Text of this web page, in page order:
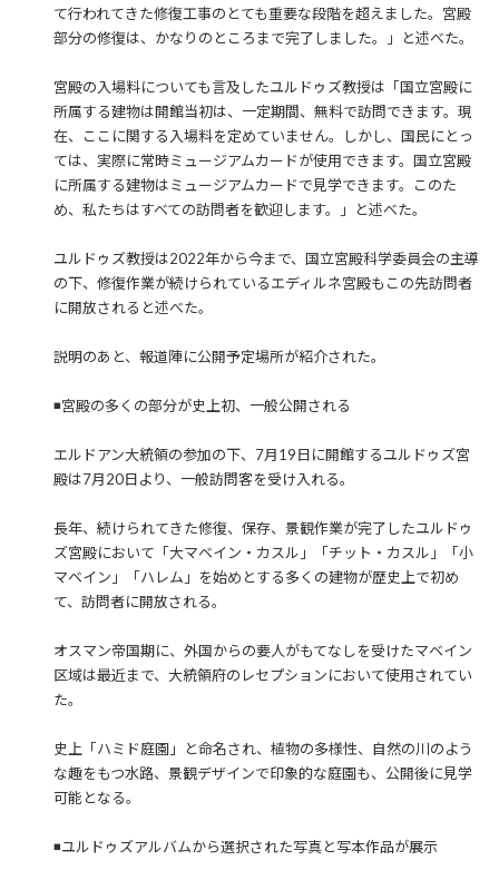
て行われてきた修復工事のとても重要な段階を超えました。宮殿
部分の修復は、かなりのところまで完了しました。」と述べた。
宮殿の入場料についても言及したユルドゥズ教授は「国立宮殿に
所属する建物は開館当初は、一定期間、無料で訪問できます。現
在、ここに関する入場料を定めていません。しかし、国民にとっ
ては、実際に常時ミュージアムカードが使用できます。国立宮殿
に所属する建物はミュージアムカードで見学できます。このた
め、私たちはすべての訪問者を歓迎します。」と述べた。
ユルドゥズ教授は2022年から今まで、国立宮殿科学委員会の主導
の下、修復作業が続けられているエディルネ宮殿もこの先訪問者
に開放されると述べた。
説明のあと、報道陣に公開予定場所が紹介された。
◾️宮殿の多くの部分が史上初、一般公開される
エルドアン大統領の参加の下、7月19日に開館するユルドゥズ宮
殿は7月20日より、一般訪問客を受け入れる。
長年、続けられてきた修復、保存、景観作業が完了したユルドゥ
ズ宮殿において「大マベイン・カスル」「チット・カスル」「小
マベイン」「ハレム」を始めとする多くの建物が歴史上で初め
て、訪問者に開放される。
オスマン帝国期に、外国からの要人がもてなしを受けたマベイン
区域は最近まで、大統領府のレセプションにおいて使用されてい
た。
史上「ハミド庭園」と命名され、植物の多様性、自然の川のよう
な趣をもつ水路、景観デザインで印象的な庭園も、公開後に見学
可能となる。
◾️ユルドゥズアルバムから選択された写真と写本作品が展示